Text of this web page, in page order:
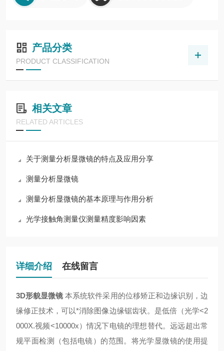
产品分类
PRODUCT CLASSIFICATION
相关文章
RELATED ARTICLES
关于测量分析显微镜的特点及应用分享
测量分析显微镜
测量分析显微镜的基本原理与作用分析
光学接触角测量仪测量精度影响因素
详细介绍 在线留言
3D形貌显微镜 本系统软件采用的位移矫正和边缘识别，边
缘修正技术，可以*消除图像边缘锯齿状。是低倍（光学<2
000X.视频<10000x）情况下电镜的理想替代。远远超出常
规平面检测（包括电镜）的范围。将光学显微镜的使用提